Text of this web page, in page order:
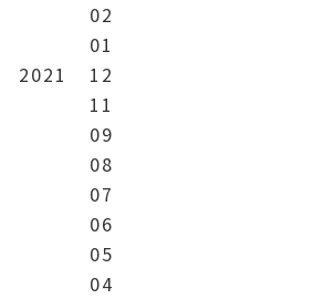
02
01
2021
12
11
09
08
07
06
05
04